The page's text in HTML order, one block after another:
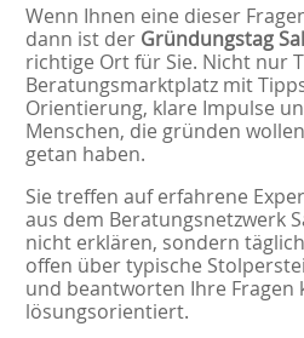
Wenn Ihnen eine dieser
dann ist der Gründungstag
richtige Ort für Sie. Nicht nur
Beratungsmarktplatz mit
Orientierung, klare Impulse
Menschen, die gründen
getan haben.
Sie treffen auf erfahrene
aus dem Beratungsnetzwerk
nicht erklären, sondern
offen über typische
und beantworten Ihre Fragen
lösungsorientiert.